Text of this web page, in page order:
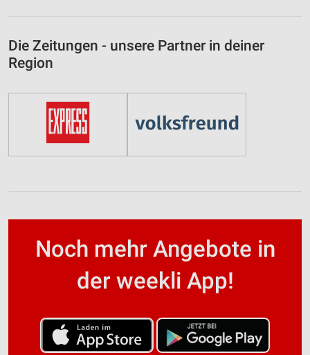
Die Zeitungen - unsere Partner in deiner
Region
Noch mehr Angebote in
der weekli App!